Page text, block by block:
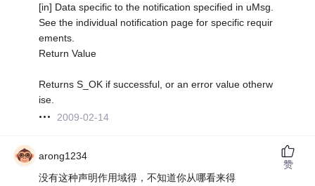
[in] Data specific to the notification specified in uMsg.
See the individual notification page for specific requir
ements.
Return Value
Returns S_OK if successful, or an error value otherw
ise.
2009-02-14
arong1234
没有这种声明作用域得，不知道你从哪看来得
赞